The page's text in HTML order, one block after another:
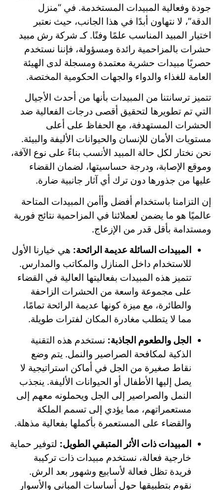
جودة وفعالية المبيدات المستخدمة. في “منزل
الدقة”، لا نتهاون أبدًا في هذا الجانب، حيث نعتبر
اختيار المبيد المناسب علمًا وفنًا. كـ شركة رش مبيد
حشرات بالمزاحمية رائدة ومسؤولة، فإننا نستخدم
حصريًا مبيدات حشرية معتمدة ومسجلة لدى الهيئة
العامة للغذاء والدواء والجهات الحكومية المختصة.
تتميز ترسانتنا من المبيدات بأنها من أحدث الأجيال
التي تم تطويرها لتحقيق أقصى درجات الفعالية ضد
الحشرات المستهدفة، مع الحفاظ على أعلى
مستويات الأمان للإنسان والحيوانات الأليفة والبيئة.
نحن نختار لكل حالة المبيد الأنسب بناءً على نوع الآفة،
وموقع الإصابة، ودرجة حساسيتها، لضمان القضاء
عليها من جذورها دون ترك أي آثار جانبية ضارة.
إن التزامنا باستخدام أفضل وأأمن المبيدات المتاحة
عالميًا هو ما يضمن لعملائنا في المزاحمية نتائج فورية
ومستدامة بأقل قدر من الإزعاج.
المبيدات السائلة عديمة الرائحة: هي خيارنا الأول
للاستخدام داخل المنازل والمكاتب والمدارس.
تتميز هذه المبيدات بفعاليتها العالية في القضاء
على مجموعة واسعة من الحشرات الزاحفة
والطائرة، مع ميزة كونها عديمة الرائحة تمامًا،
مما لا يتطلب مغادرة المكان لفترات طويلة.
الجل والطعوم الجاذبة: نستخدم هذه التقنية
الذكية لمكافحة الصراصير والنمل. يتم وضع
نقاط صغيرة من الجل في أماكن استراتيجية لا
يصل إليها الأطفال أو الحيوانات الأليفة. ينجذب
النمل والصراصير إلى الجل ويحملونه معهم إلى
مستعمراتهم، مما يؤدي إلى تسمم الملكة
والقضاء على المستعمرة بأكملها بفعالية مذهلة.
المبيدات ذات الأثر المتبقي الطويل: لتوفير حماية
خارجية فعالة، نستخدم مبيدات ذات تركيبة
فريدة تظل فعالة لأسابيع وشهور بعد الرش.
نقوم بتطبيقها حول أساسات المباني والأسوار